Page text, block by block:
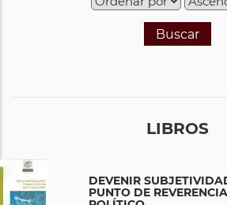
Buscar
LIBROS
DEVENIR
PUNTO DE